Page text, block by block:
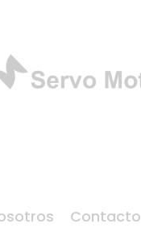
Contacto